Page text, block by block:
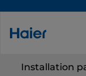
Installation